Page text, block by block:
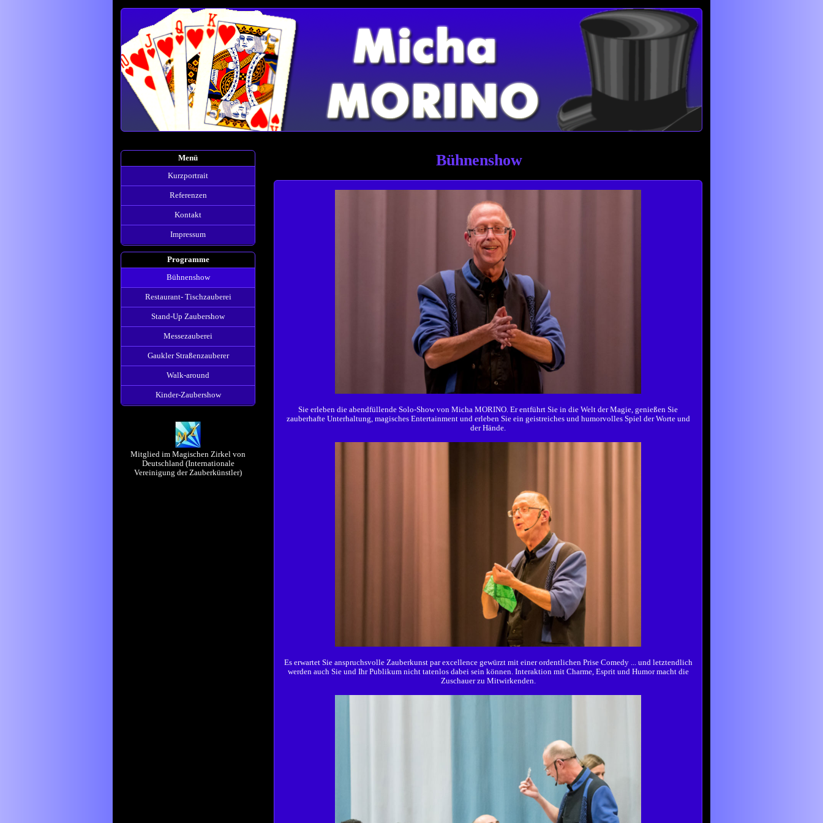
Menü
Kurzportrait
Referenzen
Kontakt
Impressum
Programme
Bühnenshow
Restaurant- Tischzauberei
Stand-Up Zaubershow
Messezauberei
Gaukler Straßenzauberer
Walk-around
Kinder-Zaubershow
Mitglied im Magischen Zirkel von
Deutschland (Internationale
Vereinigung der Zauberkünstler)
Bühnenshow
Sie erleben die abendfüllende Solo-Show von Micha MORINO. Er entführt Sie in die Welt der Magie, genießen Sie
zauberhafte Unterhaltung, magisches Entertainment und erleben Sie ein geistreiches und humorvolles Spiel der Worte und
der Hände.
Es erwartet Sie anspruchsvolle Zauberkunst par excellence gewürzt mit einer ordentlichen Prise Comedy ... und letztendlich
werden auch Sie und Ihr Publikum nicht tatenlos dabei sein können. Interaktion mit Charme, Esprit und Humor macht die
Zuschauer zu Mitwirkenden.